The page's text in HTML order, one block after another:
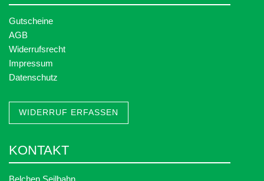
Gutscheine
AGB
Widerrufsrecht
Impressum
Datenschutz
WIDERRUF ERFASSEN
KONTAKT